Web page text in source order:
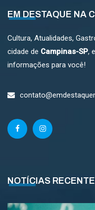
EM DESTAQUE NA
Cultura, Atualidades,
cidade de Campinas-SP,
informações para você!
NOTÍCIAS